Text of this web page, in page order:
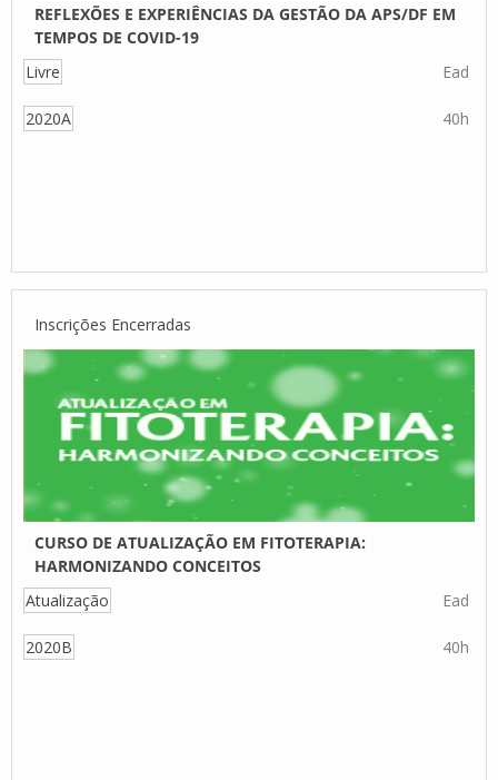
REFLEXÕES E EXPERIÊNCIAS DA GESTÃO DA APS/DF EM
TEMPOS DE COVID-19
Livre
Ead
2020A 40h
Inscrições Encerradas
CURSO DE ATUALIZAÇÃO EM FITOTERAPIA:
HARMONIZANDO CONCEITOS
Atualização
Ead
2020B 40h